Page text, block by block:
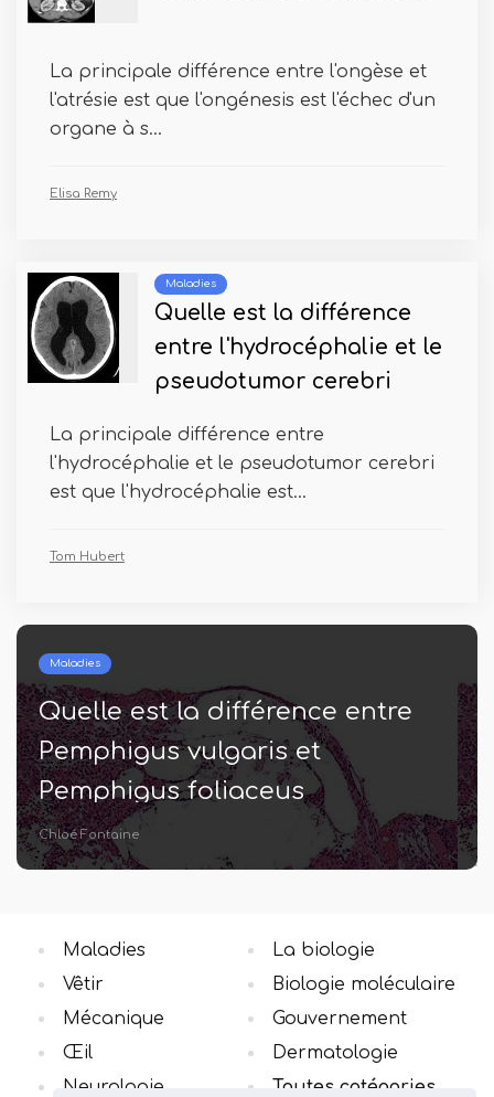
La principale différence entre l'ongèse et
l'atrésie est que l'ongénesis est l'échec d'un
organe à s...
Elisa Remy
Maladies
Quelle est la différence
entre l'hydrocéphalie et le
pseudotumor cerebri
La principale différence entre
l'hydrocéphalie et le pseudotumor cerebri
est que l'hydrocéphalie est...
Tom Hubert
entre
et
Quelle est la
soie et le coton
Thomas Thomas
Maladies
Vêtir
Mécanique
Œil
Neurologie
La biologie
Biologie moléculaire
Gouvernement
Dermatologie
Toutes catégories